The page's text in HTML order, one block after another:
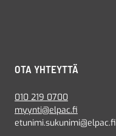
OTA YHTEYTTÄ
010 219 0700
myynti@elpac.fi
etunimi.sukunimi@elpac.fi